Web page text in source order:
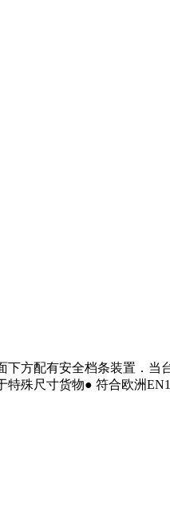
方配有安全档条装置．
殊尺寸货物● 符合欧洲